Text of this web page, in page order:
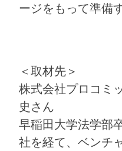
ージをもって準備
＜取材先＞
株式会社プロコミ
史さん
早稲田大学法学部
社を経て、ベンチ